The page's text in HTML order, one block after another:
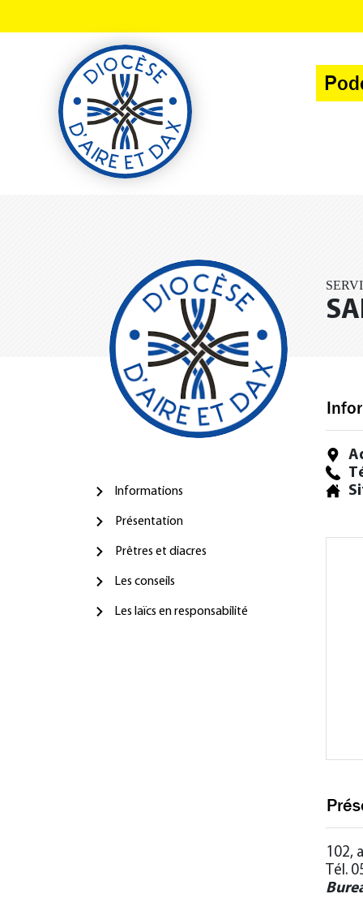
Informations
Présentation
Prêtres et diacres
Les conseils
Les laïcs en responsabilité
102,
Tél.